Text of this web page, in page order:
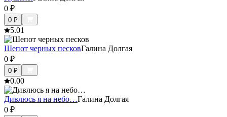
0 ₽
0 ₽
5.01
Шепот черных песковГалина Долгая
0 ₽
0 ₽
0.00
Дивлюсь я на небо…Галина Долгая
0 ₽